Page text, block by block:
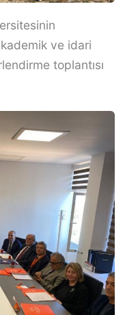
ve idari
toplantısı